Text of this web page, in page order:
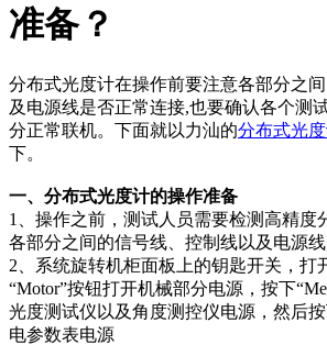
积分球光谱辐射计系统
光生物安全与蓝光危害
其他LED测试设备
EMI电磁干扰测试系统
交流与直流测试电源
环境试验箱
IP防水防尘测试设备
阻燃与防火测试设备
电子元器件测试
标准试验指与探针
机械力学与量规
插头插座与线缆测试
插头插座量规
RoHS与元素分析仪
颜色与光泽度测试仪
其他分析仪
LM-79与LM-80测试方案
家用电器测试方案
汽车电子测试方案
音视频与IT测试方案
线缆测试方案
插头插座测试方案
GB 中国国家标准
IEC国际电工委员会
ISO国际标准化组织
EN欧洲标准
UL美国标准
成功案例
关于力汕
电子目录
关于我们
联系我们
准备？
分布式光度计在操作前要注意各部分之
及电源线是否正常连接,也要确认各个测
分正常联机。下面就以力汕的分布式光
下。
一、分布式光度计的操作准备
1、操作之前，测试人员需要检测高精度
各部分之间的信号线、控制线以及电源
2、系统旋转机柜面板上的钥匙开关，打
“Motor”按钮打开机械部分电源，按下
光度测试仪以及角度测控仪电源，然后
电参数表电源